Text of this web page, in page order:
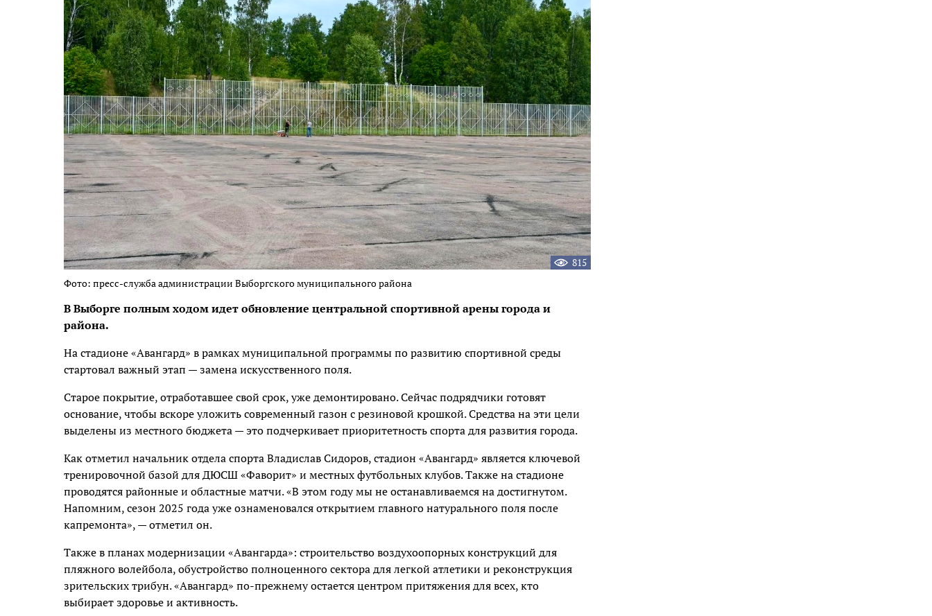
815
Фото: пресс-служба администрации Выборгского муниципального района
В Выборге полным ходом идет обновление центральной спортивной арены города и
района.
На стадионе «Авангард» в рамках муниципальной программы по развитию спортивной среды
стартовал важный этап —замена искусственного поля.
Старое покрытие, отработавшее свой срок, уже демонтировано. Сейчас подрядчики готовят
основание, чтобы вскоре уложить современный газон с резиновой крошкой. Средства на эти цели
выделены из местного бюджета — это подчеркивает приоритетность спорта для развития города.
Как отметил начальник отдела спорта Владислав Сидоров, стадион «Авангард» является ключевой
тренировочной базой для ДЮСШ «Фаворит» и местных футбольных клубов. Также на стадионе
проводятся районные и областные матчи. «В этом году мы не останавливаемся на достигнутом.
Напомним, сезон 2025 года уже ознаменовался открытием главного натурального поля после
капремонта», — отметил он.
Также в планах модернизации «Авангарда»: строительство воздухоопорных конструкций для
пляжного волейбола, обустройство полноценного сектора для легкой атлетики и реконструкция
зрительских трибун. «Авангард» по-прежнему остается центром притяжения для всех, кто
выбирает здоровье и активность.